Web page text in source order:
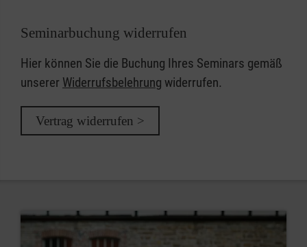
Seminarbuchung widerrufen
Hier können Sie die Buchung Ihres Seminars gemäß
unserer Widerrufsbelehrung widerrufen.
Vertrag widerrufen >